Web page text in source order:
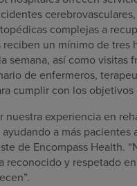
complejas a
un mínimo de
semana, así como
de enfermeros,
cumplir con los
nuestra experiencia en
a más
de Encompass Health.
y respetado